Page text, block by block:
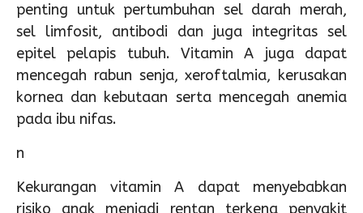
penting untuk pertumbuhan sel darah merah,
sel limfosit, antibodi dan juga integritas sel
epitel pelapis tubuh. Vitamin A juga dapat
mencegah rabun senja, xeroftalmia, kerusakan
kornea dan kebutaan serta mencegah anemia
pada ibu nifas.
n
Kekurangan vitamin A dapat menyebabkan
risiko anak menjadi rentan terkena penyakit